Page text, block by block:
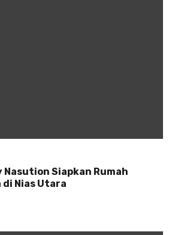
Nasution Siapkan Rumah
di Nias Utara